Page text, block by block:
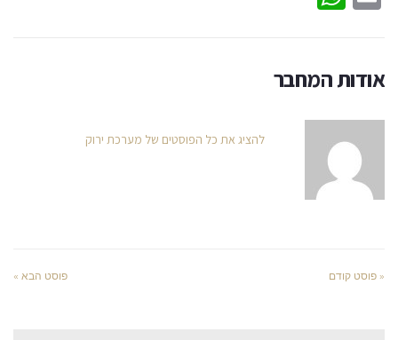
אודות המחבר
להציג את כל הפוסטים של מערכת ירוק
« פוסט קודם פוסט הבא »